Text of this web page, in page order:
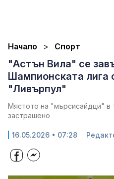
Начало Спорт
"Астън Вила" се
Шампионската лига
"Ливърпул"
Мястото на "мърсисайдци" в
застрашено
16.05.2026 • 07:28